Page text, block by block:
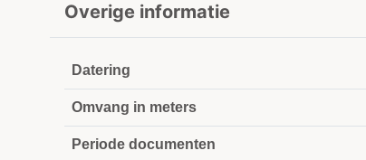
Overige informatie
Datering
Omvang in meters
Periode documenten